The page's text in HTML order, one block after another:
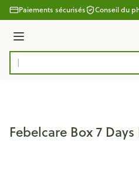
Aller au contenu
Paiements sécurisés Conseil du
Menu
Rechercher
Febelcare Box 7